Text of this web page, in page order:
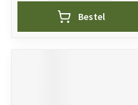
Bestel